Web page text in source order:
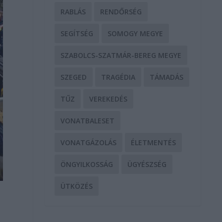
RABLÁS RENDŐRSÉG
SEGÍTSÉG SOMOGY MEGYE
SZABOLCS-SZATMÁR-BEREG MEGYE
SZEGED TRAGÉDIA TÁMADÁS
TŰZ VEREKEDÉS
VONATBALESET
VONATGÁZOLÁS ÉLETMENTÉS
ÖNGYILKOSSÁG ÜGYÉSZSÉG
ÜTKÖZÉS